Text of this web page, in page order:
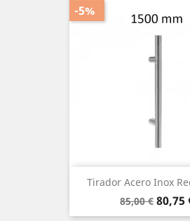
Tirador Acero Inox
Precio
base
85,00 € Precio
80,75
-5%